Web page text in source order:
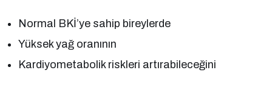
Normal BKİ’ye sahip bireylerde
Yüksek yağ oranının
Kardiyometabolik riskleri artırabileceğini